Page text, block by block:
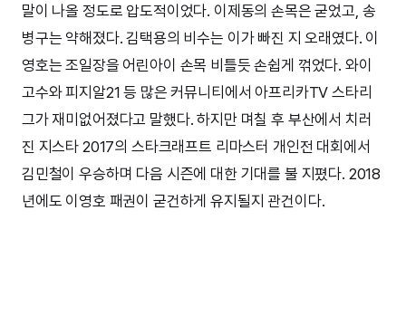
말이 나올 정도로 압도적이었다. 이제동의 손목은 굳었고, 송
병구는 약해졌다. 김택용의 비수는 이가 빠진 지 오래였다. 이
영호는 조일장을 어린아이 손목 비틀듯 손쉽게 꺾었다. 와이
고수와 피지알21 등 많은 커뮤니티에서 아프리카TV 스타리
그가 재미없어졌다고 말했다. 하지만 며칠 후 부산에서 치러
진 지스타 2017의 스타크래프트 리마스터 개인전 대회에서
김민철이 우승하며 다음 시즌에 대한 기대를 불 지폈다. 2018
년에도 이영호 패권이 굳건하게 유지될지 관건이다.